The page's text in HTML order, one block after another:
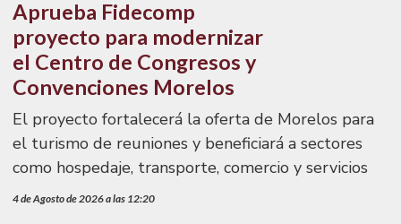
Aprueba Fidecomp
proyecto para modernizar
el Centro de Congresos y
Convenciones Morelos
El proyecto fortalecerá la oferta de Morelos para
el turismo de reuniones y beneficiará a sectores
como hospedaje, transporte, comercio y servicios
4 de Agosto de 2026 a las 12:20